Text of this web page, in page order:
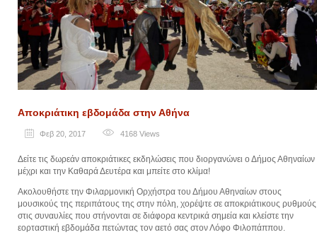
Αποκριάτικη εβδομάδα στην Αθήνα
Φεβ 20, 2017 4168 Views
Δείτε τις δωρεάν αποκριάτικες εκδηλώσεις που διοργανώνει ο Δήμος Αθηναίων
μέχρι και την Καθαρά Δευτέρα και μπείτε στο κλίμα!
Ακολουθήστε την Φιλαρμονική Ορχήστρα του Δήμου Αθηναίων στους
μουσικούς της περιπάτους της στην πόλη, χορέψτε σε αποκριάτικους ρυθμούς
στις συναυλίες που στήνονται σε διάφορα κεντρικά σημεία και κλείστε την
εορταστική εβδομάδα πετώντας τον αετό σας στον Λόφο Φιλοπάππου.